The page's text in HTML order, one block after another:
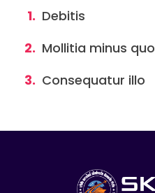
Debitis
Mollitia minus quo
Consequatur illo